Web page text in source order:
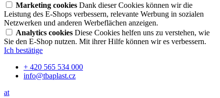
Marketing cookies Dank dieser Cookies können wir die
Leistung des E-Shops verbessern, relevante Werbung in sozialen
Netzwerken und anderen Werbeflächen anzeigen.
Analytics cookies Diese Cookies helfen uns zu verstehen, wie
Sie den E-Shop nutzen. Mit ihrer Hilfe können wir es verbessern.
Ich bestätige
+ 420 565 534 000
info@tbaplast.cz
at